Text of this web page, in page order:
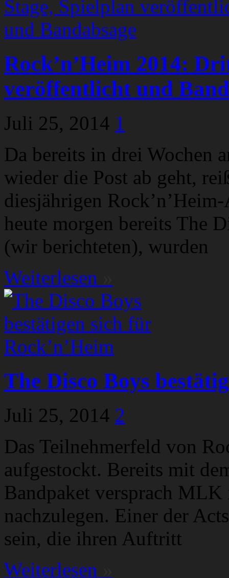
Rock’n’Heim 2014:
veröffentlicht und
Juli 25, 2014 1
Da bereits in drei Wochen
wieder die Post ab geht,
diesjährigen
heute morgen bereits The
(wir berichteten), wurden
Weiterlesen
The Disco Boys
Juli 25, 2014 2
Das Teilnehmerfeld von
aufgestockt. Bereits mit
Bandpaket versprach
nachzulegen. Einer der
sein, die ihren Auftritt
Weiterlesen